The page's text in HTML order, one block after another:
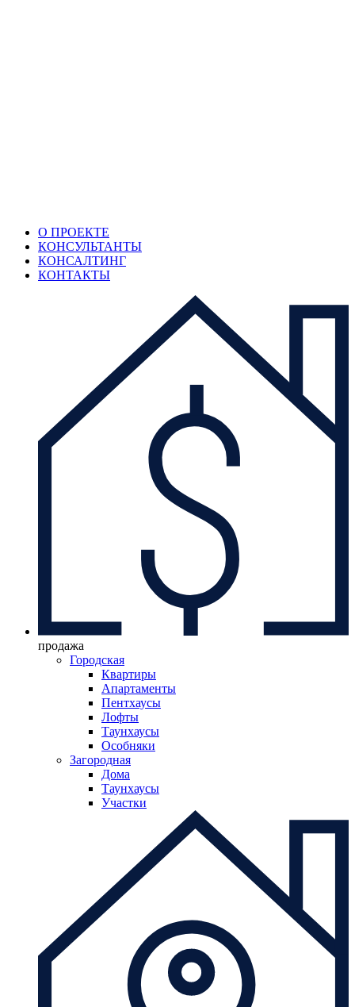
О ПРОЕКТЕ
КОНСУЛЬТАНТЫ
КОНСАЛТИНГ
КОНТАКТЫ
продажа
Городская
Квартиры
Апартаменты
Пентхаусы
Лофты
Таунхаусы
Особняки
Загородная
Дома
Таунхаусы
Участки